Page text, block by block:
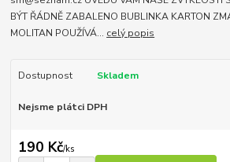
BÝT ŘÁDNĚ ZABALENO BUBLINKA KARTON
MOLITAN POUŽÍVÁ... celý popis
Dostupnost Skladem
Nejsme plátci DPH
190 Kč/ks